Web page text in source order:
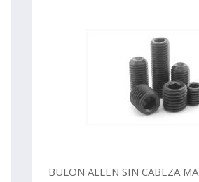
BULON ALLEN SIN CABEZA MA